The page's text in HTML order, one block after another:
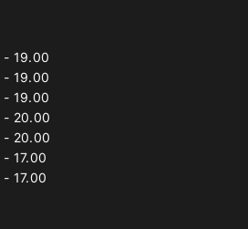
- 19.00
- 19.00
- 19.00
- 20.00
- 20.00
- 17.00
- 17.00